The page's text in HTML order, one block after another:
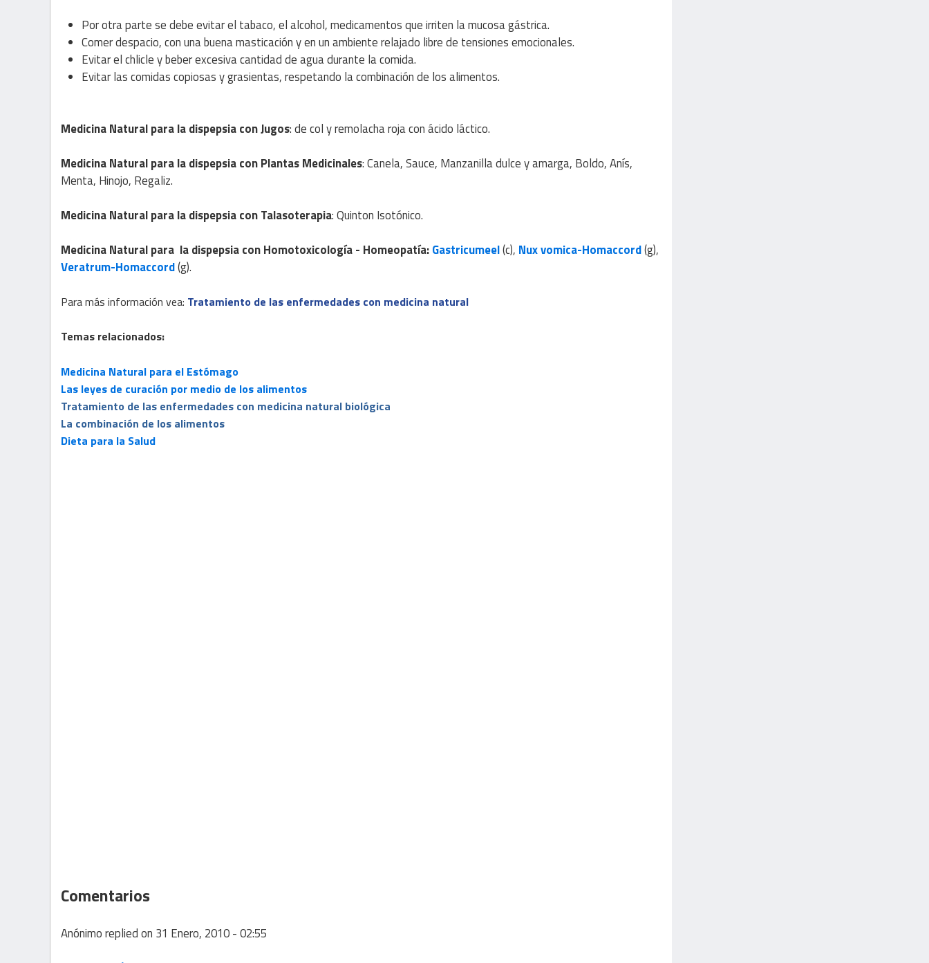
Por otra parte se debe evitar el tabaco, el alcohol, medicamentos que irriten la mucosa gástrica.
Comer despacio, con una buena masticación y en un ambiente relajado libre de tensiones emocionales.
Evitar el chlicle y beber excesiva cantidad de agua durante la comida.
Evitar las comidas copiosas y grasientas, respetando la combinación de los alimentos.
Medicina Naturalpara la dispepsia conJugos: de col y remolacha roja con ácido láctico.
Medicina Naturalpara la dispepsia conPlantas Medicinales: Canela, Sauce, Manzanilla dulce y amarga, Boldo, Anís,
Menta, Hinojo, Regaliz.
Medicina Naturalpara la dispepsia conTalasoterapia: Quinton Isotónico.
Medicina Naturalpara la dispepsia conHomotoxicología- Homeopatía:Gastricumeel(c), Nux vomica-Homaccord(g),
Veratrum-Homaccord(g).
Para más información vea: Tratamiento de las enfermedades con medicina natural
Temas relacionados:
Medicina Natural para el Estómago
Las leyes de curación por medio de los alimentos
Tratamiento de las enfermedades con medicina natural biológica
La combinación de los alimentos
Dieta para la Salud
Comentarios
Anónimoreplied on 31 Enero, 2010 - 02:55